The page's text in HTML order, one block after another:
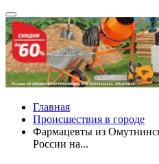
Главная
Происшествия в городе
Фармацевты из
России на...